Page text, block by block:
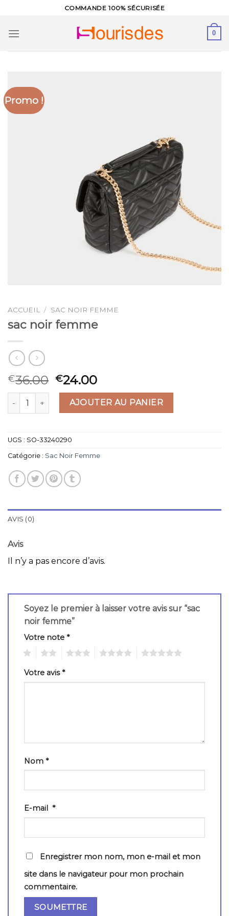
content
COMMANDE 100% SÉCURISÉE
0
Promo !
ACCUEIL / SAC NOIR FEMME
sac noir femme
€36.00 €24.00
quantité de sac noir femmeAJOUTER AU PANIER
UGS : SO-33240290
Catégorie : Sac Noir Femme
AVIS (0)
Avis
Il n’y a pas encore d’avis.
Soyez le premier à laisser votre avis sur “sac
noir femme”
Votre note *
Votre avis*
Nom *
E-mail *
Enregistrer mon nom, mon e-mail et mon
site dans le navigateur pour mon prochain
commentaire.